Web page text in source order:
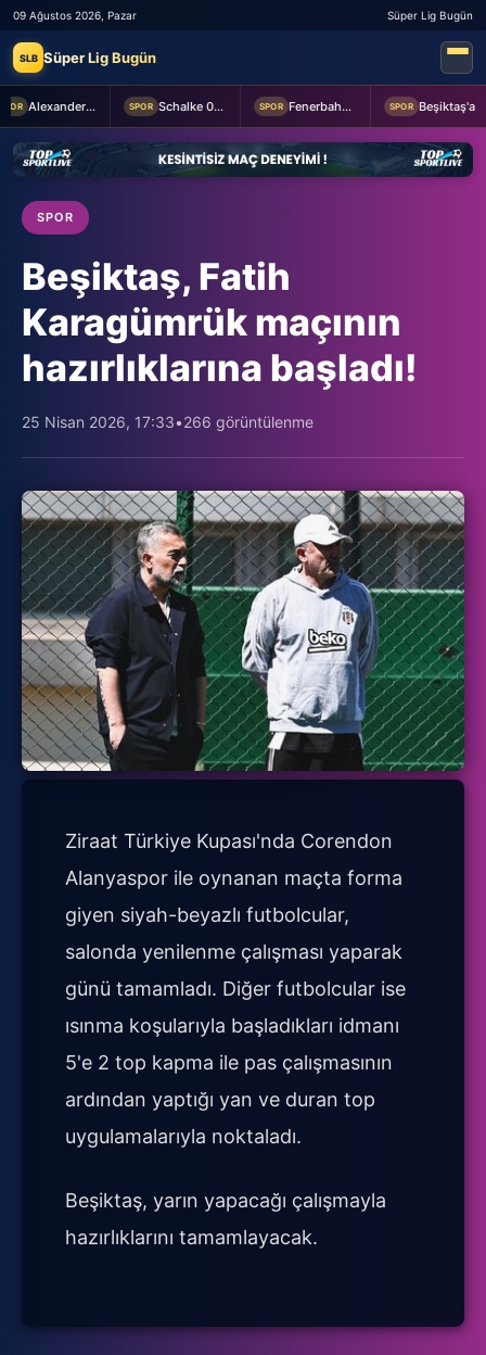
09 Ağustos 2026, Pazar Süper Lig Bugün
SLB Süper Lig Bugün
Alexander Nübel: En önemlisi takım halinde oynamak SPOR Schalke 04 Edin Dzeko ile 1 yıllık yeni sözleşme imzaladı SPOR Fenerbahçe 2-0 Sturm Graz (MAÇTAN KARELER) SPOR Beşiktaş'a Youssouf Fofana transferinde müjdeli haber!
SPOR
Beşiktaş, Fatih
Karagümrük maçının
hazırlıklarına başladı!
25 Nisan 2026, 17:33•266 görüntülenme
Ziraat Türkiye Kupası'nda Corendon
Alanyaspor ile oynanan maçta forma
giyen siyah-beyazlı futbolcular,
salonda yenilenme çalışması yaparak
günü tamamladı. Diğer futbolcular ise
ısınma koşularıyla başladıkları idmanı
5'e 2 top kapma ile pas çalışmasının
ardından yaptığı yan ve duran top
uygulamalarıyla noktaladı.
Beşiktaş, yarın yapacağı çalışmayla
hazırlıklarını tamamlayacak.